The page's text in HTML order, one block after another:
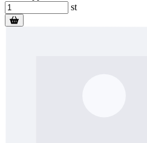
st